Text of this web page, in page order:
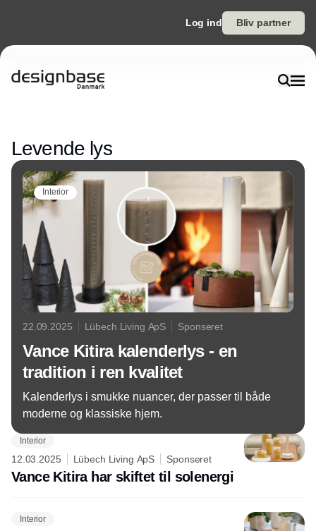
Log ind Bliv partner
Levende lys
Interior
22.09.2025 Lübech Living ApS Sponseret
Vance Kitira kalenderlys - en
tradition i ren kvalitet
Kalenderlys i smukke nuancer, der passer til både
moderne og klassiske hjem.
Interior
12.03.2025 Lübech Living ApS Sponseret
Vance Kitira har skiftet til solenergi
Interior